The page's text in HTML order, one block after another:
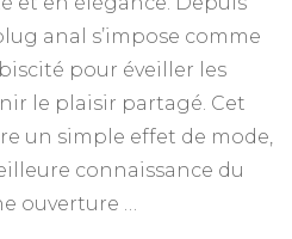
anal s’impose comme
pour éveiller les
le plaisir partagé. Cet
un simple effet de mode,
connaissance du
ouverture …